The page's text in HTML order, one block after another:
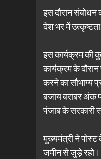
इस दौरान
देश भर में
इस कार्यक्रम की
कार्यक्रम के दौरान
करने का सौभाग्य
बजाय बराबर अंक
पंजाब के सरकारी
मुख्यमंत्री ने पोस्ट
जमीन से जुड़े रहो।